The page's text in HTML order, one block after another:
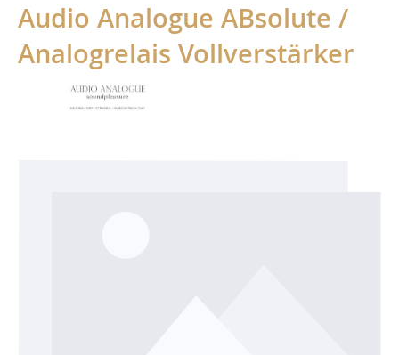
Audio Analogue ABsolute /
Analogrelais Vollverstärker